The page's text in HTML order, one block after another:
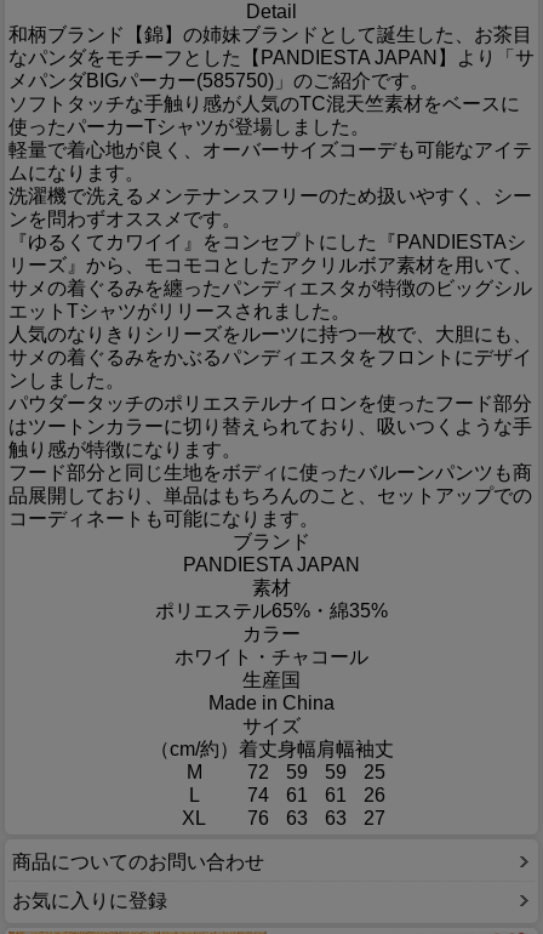
Detail
和柄ブランド【錦】の姉妹ブランドとして誕生した、お茶目
なパンダをモチーフとした【PANDIESTA JAPAN】より「サ
メパンダBIGパーカー(585750)」のご紹介です。
ソフトタッチな手触り感が人気のTC混天竺素材をベースに
使ったパーカーTシャツが登場しました。
軽量で着心地が良く、オーバーサイズコーデも可能なアイテ
ムになります。
洗濯機で洗えるメンテナンスフリーのため扱いやすく、シー
ンを問わずオススメです。
『ゆるくてカワイイ』をコンセプトにした『PANDIESTAシ
リーズ』から、モコモコとしたアクリルボア素材を用いて、
サメの着ぐるみを纏ったパンディエスタが特徴のビッグシル
エットTシャツがリリースされました。
人気のなりきりシリーズをルーツに持つ一枚で、大胆にも、
サメの着ぐるみをかぶるパンディエスタをフロントにデザイ
ンしました。
パウダータッチのポリエステルナイロンを使ったフード部分
はツートンカラーに切り替えられており、吸いつくような手
触り感が特徴になります。
フード部分と同じ生地をボディに使ったバルーンパンツも商
品展開しており、単品はもちろんのこと、セットアップでの
コーディネートも可能になります。
ブランド
PANDIESTA JAPAN
素材
ポリエステル65%・綿35%
カラー
ホワイト・チャコール
生産国
Made in China
サイズ
（cm/約） 着丈身幅肩幅袖丈
M
72 59 59
25
L
74 61 61
26
XL
76 63 63 27
商品についてのお問い合わせ
お気に入りに登録